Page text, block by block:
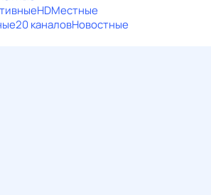
HDМестные
20 каналовНовостные